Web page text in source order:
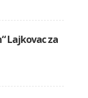
Lajkovac za